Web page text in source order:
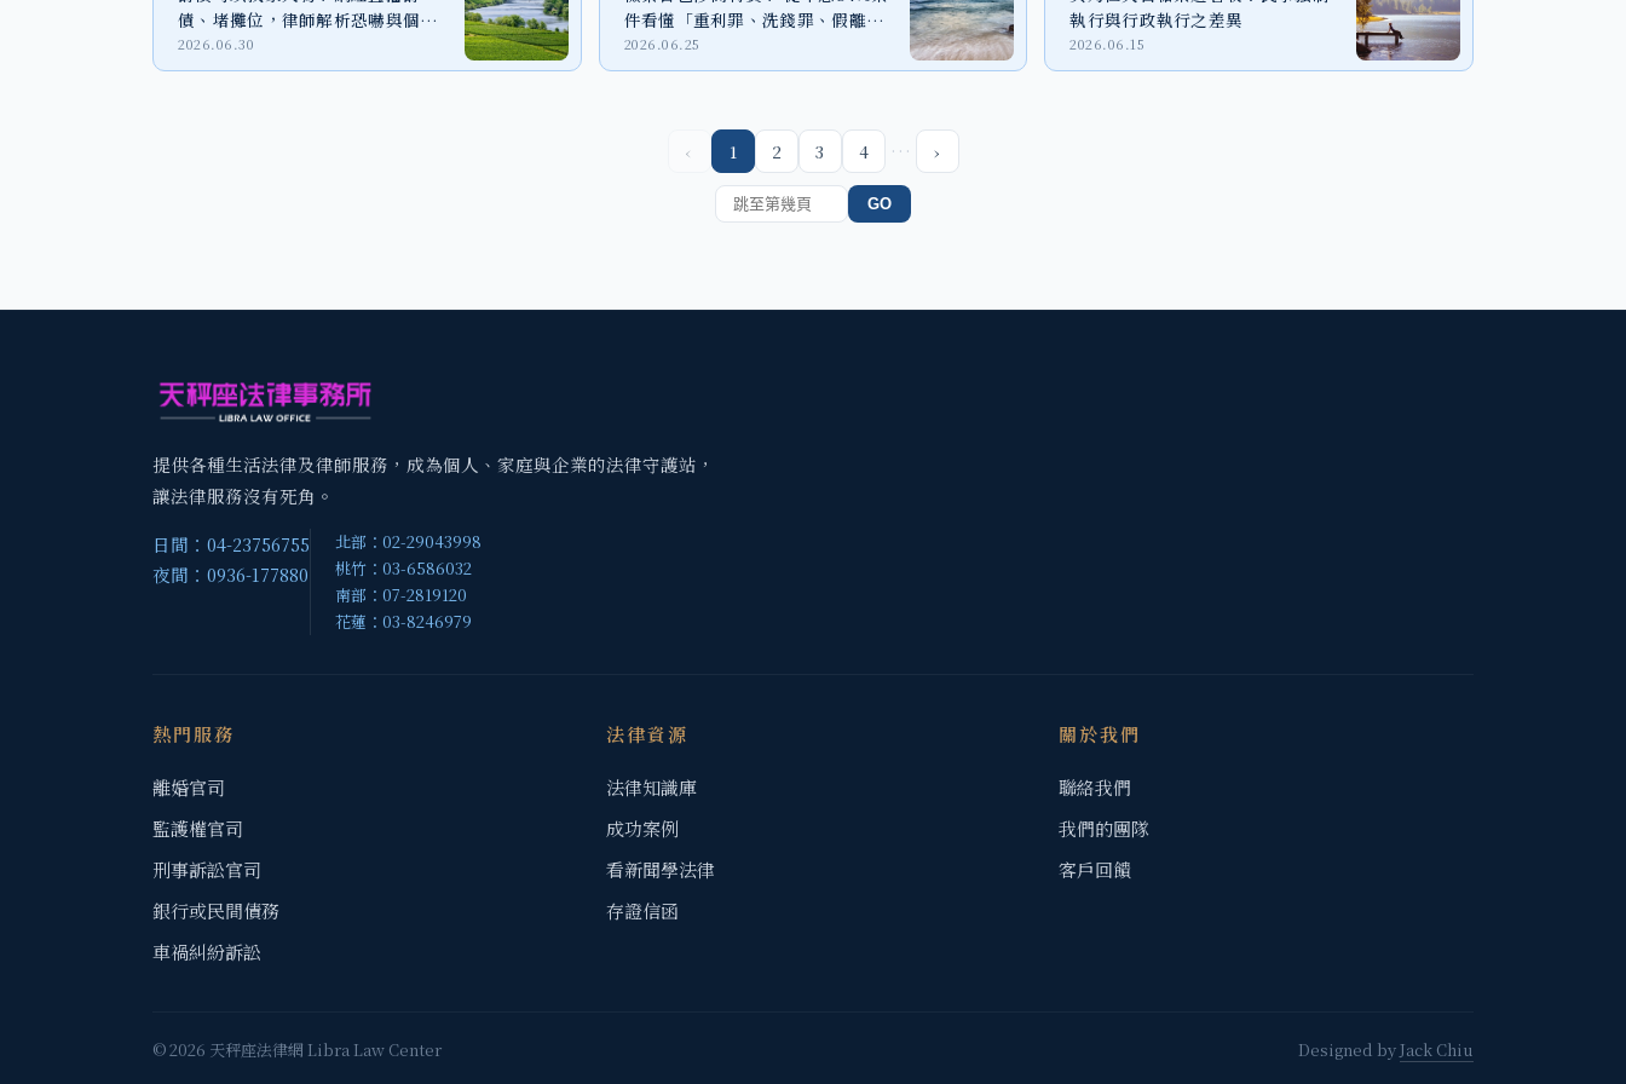
債、堵攤位，律師解析恐嚇與個資
外洩風險
2026.06.30
件看懂「重利罪、洗錢罪、假離
婚」法律風險
2026.06.25
執行與行政執行之差異
2026.06.15
‹ 1 2 3 4 … ›
GO
提供各種生活法律及律師服務，成為個人、家庭與企業的法律守護站，
讓法律服務沒有死角。
日間：04-23756755
夜間：0936-177880
北部：02-29043998
桃竹：03-6586032
南部：07-2819120
花蓮：03-8246979
熱門服務
離婚官司
監護權官司
刑事訴訟官司
銀行或民間債務
車禍糾紛訴訟
法律資源
法律知識庫
成功案例
看新聞學法律
存證信函
關於我們
聯絡我們
我們的團隊
客戶回饋
© 2026 天秤座法律網 Libra Law Center Designed byJack Chiu